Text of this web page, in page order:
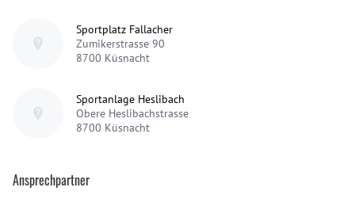
Sportplatz Fallacher
Zumikerstrasse 90
8700 Küsnacht
Sportanlage Heslibach
Obere Heslibachstrasse
8700 Küsnacht
Ansprechpartner